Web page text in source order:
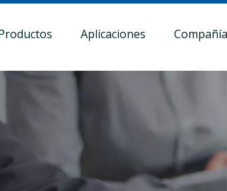
Aplicaciones Compañía